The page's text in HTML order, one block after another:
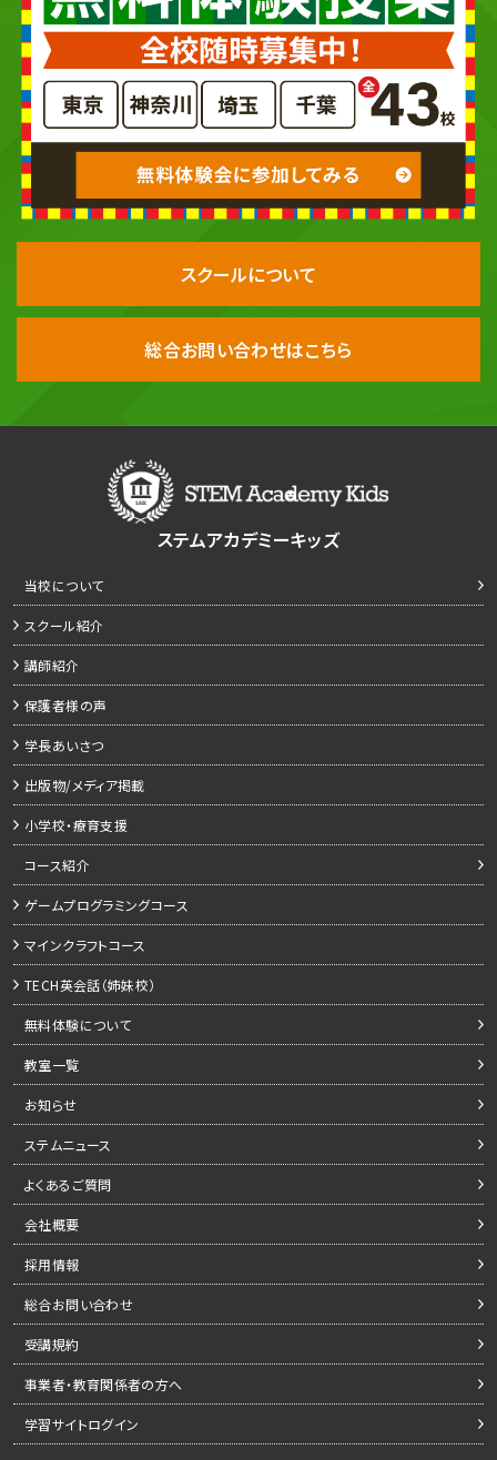
スクールについて
総合お問い合わせはこちら
ステムアカデミーキッズ
当校について
スクール紹介
講師紹介
保護者様の声
学長あいさつ
出版物/メディア掲載
小学校・療育支援
コース紹介
ゲームプログラミングコース
マインクラフトコース
TECH英会話（姉妹校）
無料体験について
教室一覧
お知らせ
ステムニュース
よくあるご質問
会社概要
採用情報
総合お問い合わせ
受講規約
事業者・教育関係者の方へ
学習サイトログイン